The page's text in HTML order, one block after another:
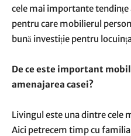
cele mai importante
pentru care mobilierul
bună investiție pentru
De ce este important
amenajarea casei?
Livingul este una dintre cele
Aici petrecem timp cu